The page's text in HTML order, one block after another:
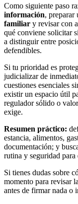
Como siguiente paso
información, preparar
familiar y revisar con
qué conviene solicitar
a distinguir entre
defendibles.
Si tu prioridad es
judicializar de
cuestiones esenciales
existir un espacio útil
regulador sólido o
exige.
Resumen práctico:
estancia, alimentos,
documentación; y
rutina y seguridad para
Si tienes dudas sobre
momento para revisar
antes de firmar nada o